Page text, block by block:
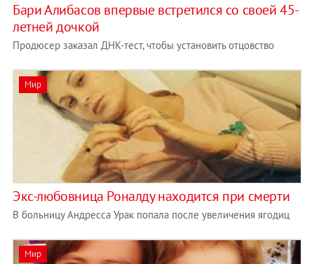
Бари Алибасов впервые встретился со своей 45-
летней дочкой
Продюсер заказал ДНК-тест, чтобы установить отцовство
Мир
Экс-любовница Роналду находится при смерти
В больницу Андресса Урак попала после увеличения ягодиц
Мир